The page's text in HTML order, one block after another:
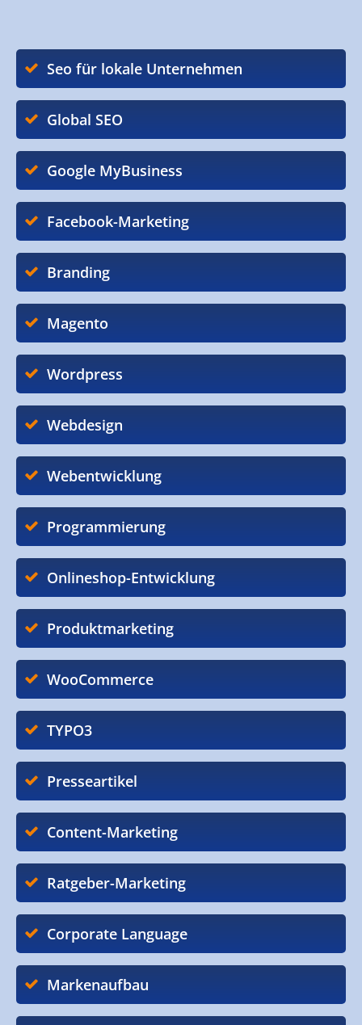
Seo für lokale Unternehmen
Global SEO
Google MyBusiness
Facebook-Marketing
Branding
Magento
Wordpress
Webdesign
Webentwicklung
Programmierung
Onlineshop-Entwicklung
Produktmarketing
WooCommerce
TYPO3
Presseartikel
Content-Marketing
Ratgeber-Marketing
Corporate Language
Markenaufbau